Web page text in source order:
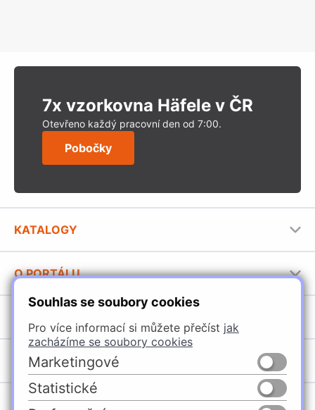
Souhlas se soubory cookies
Pro více informací si můžete přečíst jak
zacházíme se soubory cookies
Marketingové
Statistické
7x vzorkovna Häfele v ČR
Otevřeno každý pracovní den od 7:00.
Pobočky
KATALOGY
Stavební katalog Häfele
Brožury Häfele
O PORTÁLU
Provozovatel portálu
Jak používat portál
Úchytky
Nábytkové kování
Vybavení kuchyní
POBOČKY
Domašín